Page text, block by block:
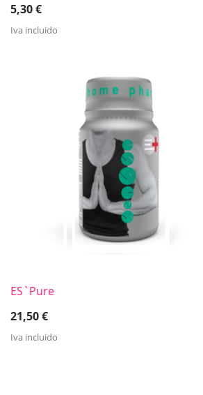
5,30€
Iva incluido
ES`Pure
21,50€
Iva incluido